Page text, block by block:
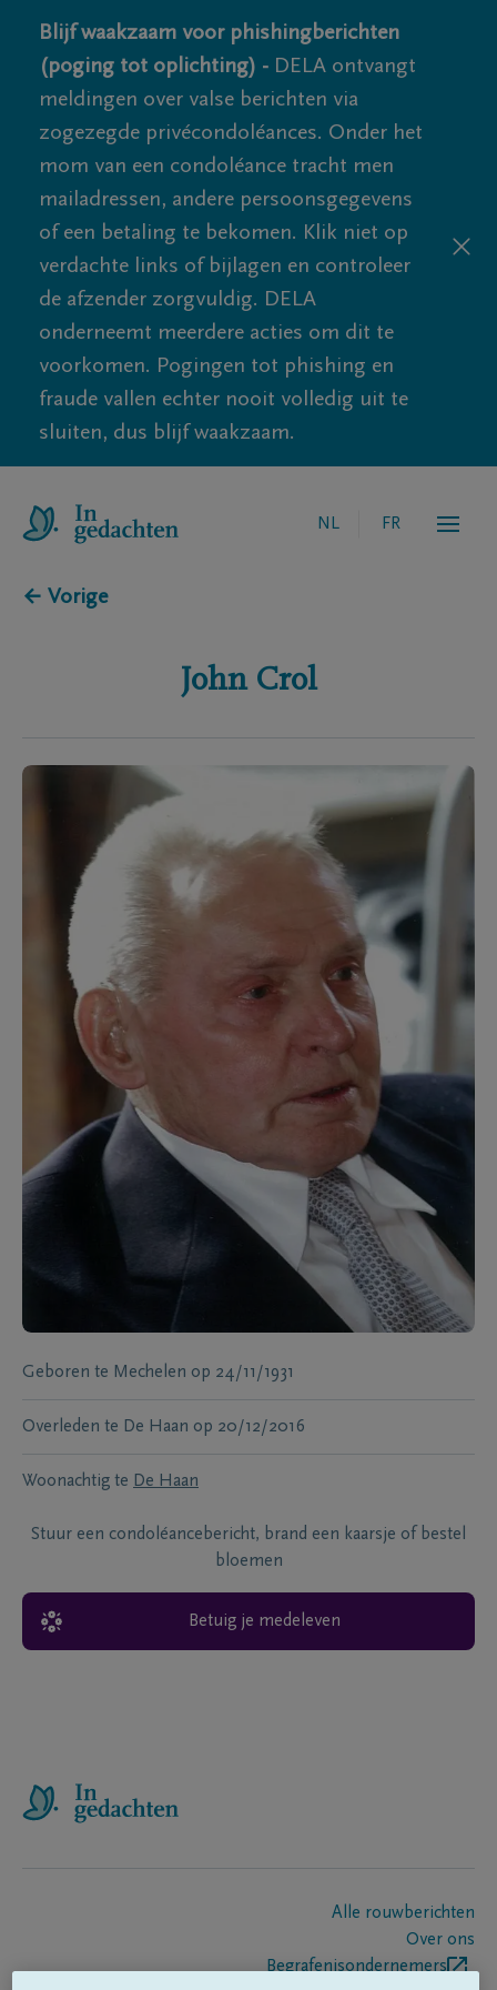
Blijf waakzaam voor phishingberichten
(poging tot oplichting) - DELA ontvangt
meldingen over valse berichten via
zogezegde privécondoléances. Onder het
mom van een condoléance tracht men
mailadressen, andere persoonsgegevens
of een betaling te bekomen. Klik niet op
verdachte links of bijlagen en controleer
de afzender zorgvuldig. DELA
onderneemt meerdere acties om dit te
voorkomen. Pogingen tot phishing en
fraude vallen echter nooit volledig uit te
sluiten, dus blijf waakzaam.
NL FR
← Vorige
John Crol
Geboren te Mechelen op 24/11/1931
Overleden te De Haan op 20/12/2016
Woonachtig te De Haan
Stuur een condoléancebericht, brand een kaarsje of bestel
bloemen
Betuig je medeleven
Alle rouwberichten
Over ons
Begrafenisondernemers